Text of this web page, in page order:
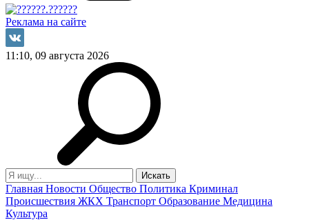
Реклама на сайте
11:10, 09 августа 2026
Главная Новости Общество Политика Криминал
Происшествия ЖКХ Транспорт Образование Медицина
Культура